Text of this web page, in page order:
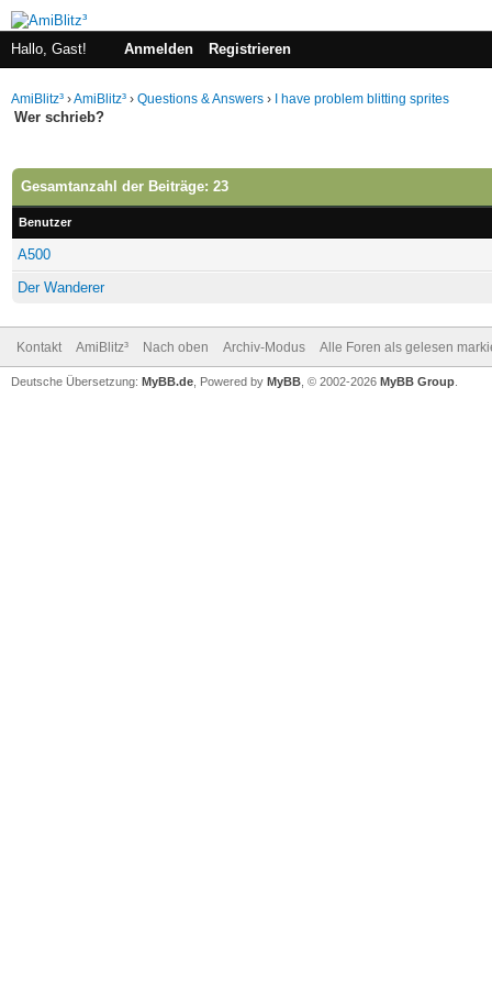
Hallo, Gast! Anmelden Registrieren
AmiBlitz³ ›AmiBlitz³ › Questions & Answers › I have problem blitting sprites
Wer schrieb?
Gesamtanzahl der Beiträge: 23
Benutzer
A500
Der Wanderer
Kontakt AmiBlitz³ Nach oben Archiv-Modus Alle Foren als gelesen
Deutsche Übersetzung: MyBB.de , Powered by MyBB , © 2002-2026 MyBB Group